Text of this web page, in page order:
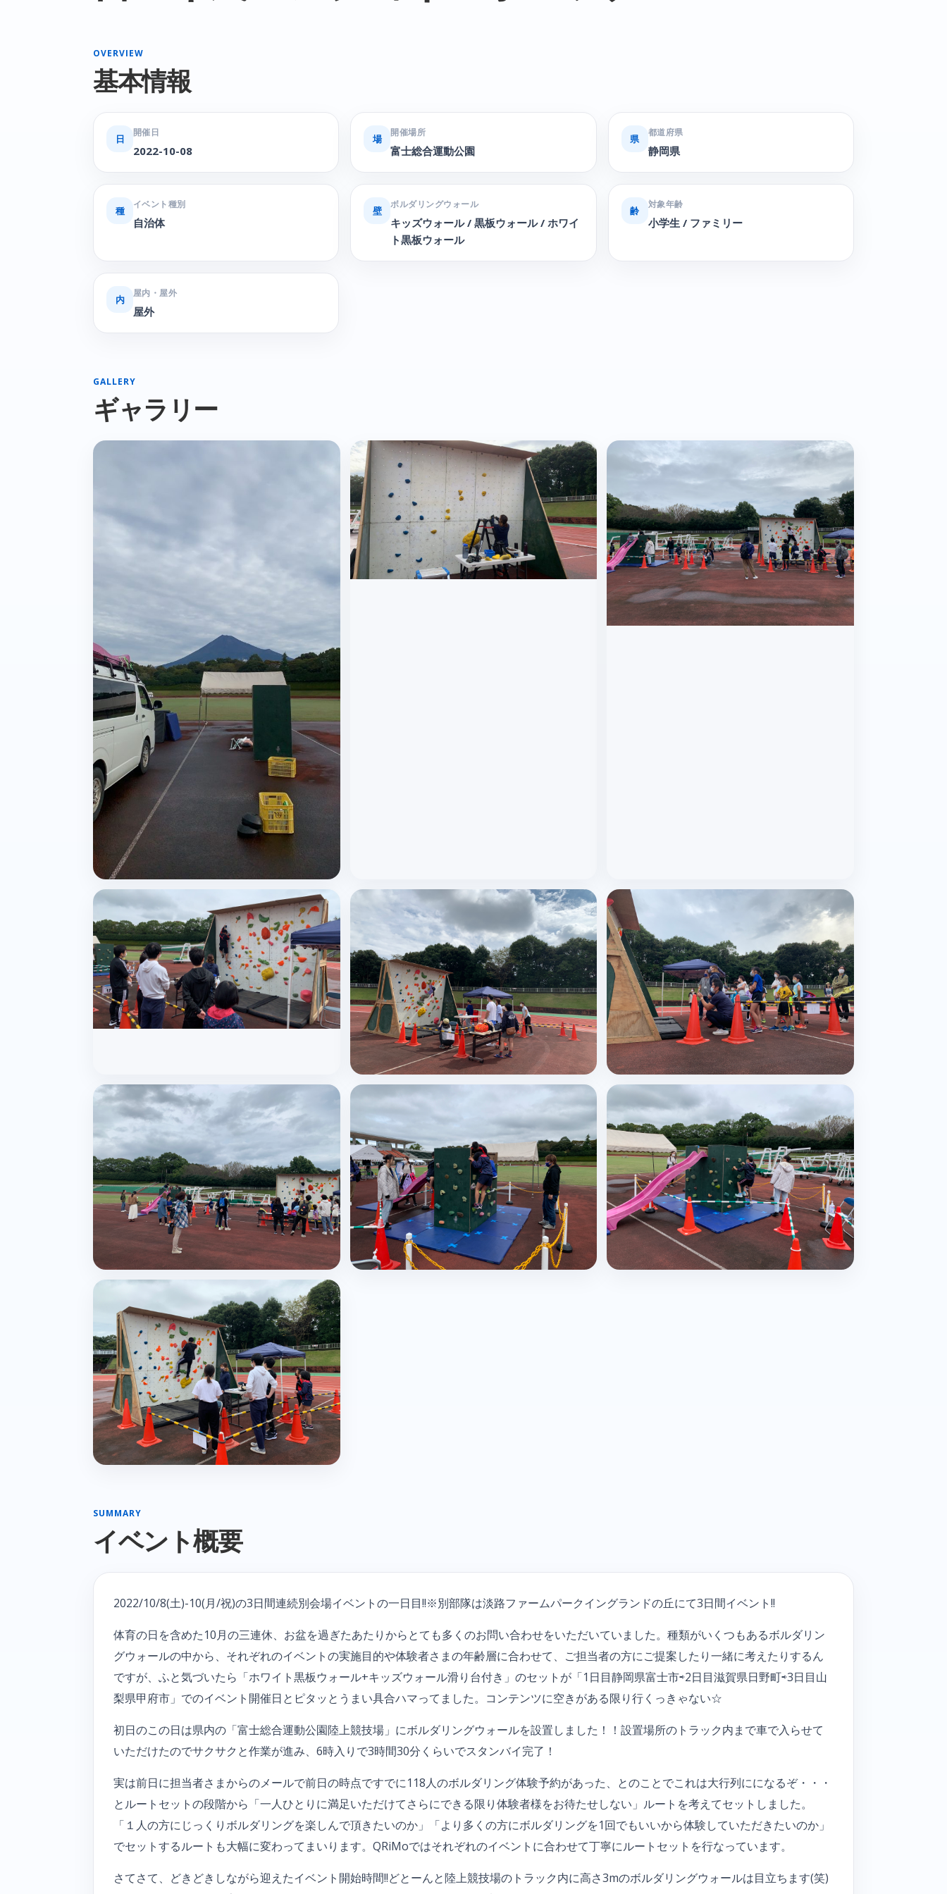
OVERVIEW
基本情報
日
開催日
2022-10-08
場
開催場所
富士総合運動公園
県
都道府県
静岡県
種
イベント種別
自治体
壁
ボルダリングウォール
キッズウォール / 黒板ウォール / ホワイ
ト黒板ウォール
齢
対象年齢
小学生 / ファミリー
内
屋内・屋外
屋外
GALLERY
ギャラリー
SUMMARY
イベント概要
2022/10/8(土)-10(月/祝)の3日間連続別会場イベントの一日目!!※別部隊は淡路ファームパークイングランドの丘にて3日間イベント!!
体育の日を含めた10月の三連休、お盆を過ぎたあたりからとても多くのお問い合わせをいただいていました。種類がいくつもあるボルダリン
グウォールの中から、それぞれのイベントの実施目的や体験者さまの年齢層に合わせて、ご担当者の方にご提案したり一緒に考えたりするん
ですが、ふと気づいたら「ホワイト黒板ウォール+キッズウォール滑り台付き」のセットが「1日目静岡県富士市⇨2日目滋賀県日野町⇨3日目山
梨県甲府市」でのイベント開催日とピタッとうまい具合ハマってました。コンテンツに空きがある限り行くっきゃない☆
初日のこの日は県内の「富士総合運動公園陸上競技場」にボルダリングウォールを設置しました！！設置場所のトラック内まで車で入らせて
いただけたのでサクサクと作業が進み、6時入りで3時間30分くらいでスタンバイ完了！
実は前日に担当者さまからのメールで前日の時点ですでに118人のボルダリング体験予約があった、とのことでこれは大行列にになるぞ・・・
とルートセットの段階から「一人ひとりに満足いただけてさらにできる限り体験者様をお待たせしない」ルートを考えてセットしました。
「１人の方にじっくりボルダリングを楽しんで頂きたいのか」「より多くの方にボルダリングを1回でもいいから体験していただきたいのか」
でセットするルートも大幅に変わってまいります。QRiMoではそれぞれのイベントに合わせて丁寧にルートセットを行なっています。
さてさて、どきどきしながら迎えたイベント開始時間!!どとーんと陸上競技場のトラック内に高さ3mのボルダリングウォールは目立ちます(笑)